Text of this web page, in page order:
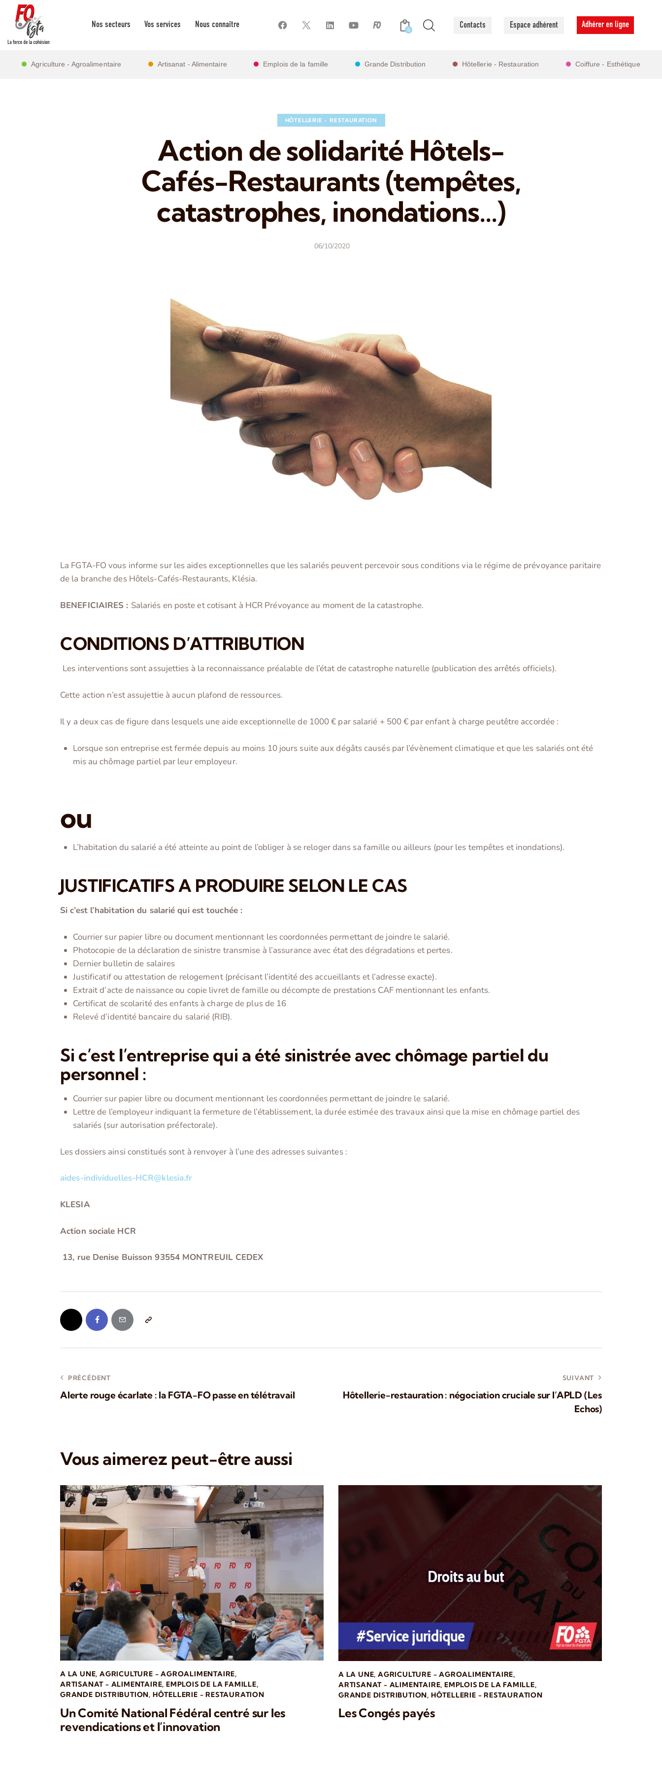
Nos secteurs Vos services Nous connaître
0 Contacts Espace adhérent Adhérer en ligne
Agriculture - Agroalimentaire Artisanat - Alimentaire Emplois de la famille Grande Distribution Hôtellerie - Restauration Coiffure - Esthétique
HÔTELLERIE - RESTAURATION
Action de solidarité Hôtels-
Cafés-Restaurants (tempêtes,
catastrophes, inondations…)
06/10/2020
La FGTA-FO vous informe sur les aides exceptionnelles que les salariés peuvent percevoir sous conditions via le régime de prévoyance paritaire
de la branche des Hôtels-Cafés-Restaurants, Klésia.
BENEFICIAIRES : Salariés en poste et cotisant à HCR Prévoyance au moment de la catastrophe.
CONDITIONS D’ATTRIBUTION
Les interventions sont assujetties à la reconnaissance préalable de l’état de catastrophe naturelle (publication des arrêtés officiels).
Cette action n’est assujettie à aucun plafond de ressources.
Il y a deux cas de figure dans lesquels une aide exceptionnelle de 1000 € par salarié + 500 € par enfant à charge peutêtre accordée :
Lorsque son entreprise est fermée depuis au moins 10 jours suite aux dégâts causés par l’évènement climatique et que les salariés ont été
mis au chômage partiel par leur employeur.
ou
L’habitation du salarié a été atteinte au point de l’obliger à se reloger dans sa famille ou ailleurs (pour les tempêtes et inondations).
JUSTIFICATIFS A PRODUIRE SELON LE CAS
Si c’est l’habitation du salarié qui est touchée :
Courrier sur papier libre ou document mentionnant les coordonnées permettant de joindre le salarié.
Photocopie de la déclaration de sinistre transmise à l’assurance avec état des dégradations et pertes.
Dernier bulletin de salaires
Justificatif ou attestation de relogement (précisant l’identité des accueillants et l’adresse exacte).
Extrait d’acte de naissance ou copie livret de famille ou décompte de prestations CAF mentionnant les enfants.
Certificat de scolarité des enfants à charge de plus de 16
Relevé d’identité bancaire du salarié (RIB).
Si c’est l’entreprise qui a été sinistrée avec chômage partiel du
personnel :
Courrier sur papier libre ou document mentionnant les coordonnées permettant de joindre le salarié.
Lettre de l’employeur indiquant la fermeture de l’établissement, la durée estimée des travaux ainsi que la mise en chômage partiel des
salariés (sur autorisation préfectorale).
Les dossiers ainsi constitués sont à renvoyer à l’une des adresses suivantes :
aides-individuelles-HCR@klesia.fr
KLESIA
Action sociale HCR
13, rue Denise Buisson 93554 MONTREUIL CEDEX
PRÉCÉDENT
Alerte rouge écarlate : la FGTA-FO passe en télétravail
SUIVANT
Hôtellerie-restauration : négociation cruciale sur l’APLD (Les
Echos)
Vous aimerez peut-être aussi
A LA UNE,AGRICULTURE - AGROALIMENTAIRE,
ARTISANAT - ALIMENTAIRE,EMPLOIS DE LA FAMILLE,
GRANDE DISTRIBUTION, HÔTELLERIE - RESTAURATION
Un Comité National Fédéral centré sur les
revendications et l’innovation
A LA UNE,AGRICULTURE - AGROALIMENTAIRE,
ARTISANAT - ALIMENTAIRE,EMPLOIS DE LA FAMILLE,
GRANDE DISTRIBUTION, HÔTELLERIE - RESTAURATION
Les Congés payés